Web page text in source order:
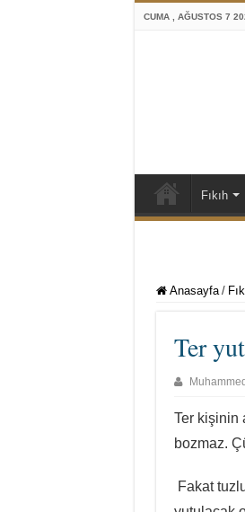
CUMA , AĞUSTOS 7
Fıkıh
Anasayfa /
Ter
Ter kişinin
bozmaz.
Fakat